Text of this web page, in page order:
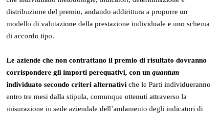
distribuzione del premio, andando addirittura a proporre un
modello di valutazione della prestazione individuale e uno schema
di accordo tipo.
Le aziende che non contrattano il premio di risultato dovranno
corrispondere gli importi perequativi, con unquantum
individuato secondo criteri alternativi che le Parti individueranno
entro tre mesi dalla stipula, comunque ottenuti attraverso la
misurazione in sede aziendale dell’andamento degli indicatori di